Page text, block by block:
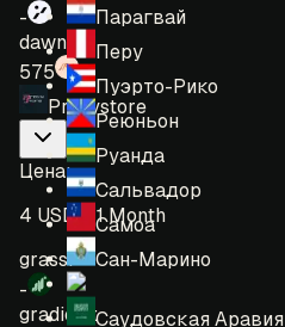
Парагвай
Перу
Пуэрто-Рико
Реюньон
Руанда
Сальвадор
Самоа
Сан-Марино
Саудовская Аравия
-
dawn:
575
Proxystore
Цена:
4 USD = 1 Month
grass:
-
gradient: